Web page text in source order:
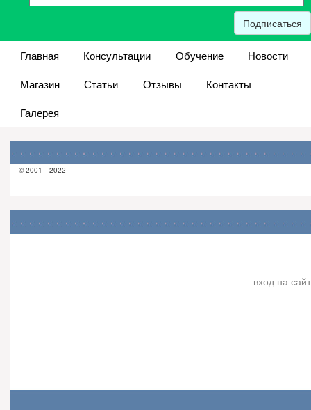
Подписаться
Главная Консультации Обучение
Новости
Магазин
Статьи Отзывы
Контакты
Галерея
© 2001—2022
вход на сайт